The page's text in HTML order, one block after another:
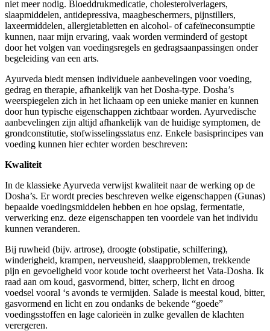
niet meer nodig. Bloeddrukmedicatie, cholesterolverlagers,
slaapmiddelen, antidepressiva, maagbeschermers, pijnstillers,
laxeermiddelen, allergietabletten en alcohol- of cafeïneconsumptie
kunnen, naar mijn ervaring, vaak worden verminderd of gestopt
door het volgen van voedingsregels en gedragsaanpassingen onder
begeleiding van een arts.
Ayurveda biedt mensen individuele aanbevelingen voor voeding,
gedrag en therapie, afhankelijk van het Dosha-type. Dosha’s
weerspiegelen zich in het lichaam op een unieke manier en kunnen
door hun typische eigenschappen zichtbaar worden. Ayurvedische
aanbevelingen zijn altijd afhankelijk van de huidige symptomen, de
grondconstitutie, stofwisselingsstatus enz. Enkele basisprincipes van
voeding kunnen hier echter worden beschreven:
Kwaliteit
In de klassieke Ayurveda verwijst kwaliteit naar de werking op de
Dosha’s. Er wordt precies beschreven welke eigenschappen (Gunas)
bepaalde voedingsmiddelen hebben en hoe opslag, fermentatie,
verwerking enz. deze eigenschappen ten voordele van het individu
kunnen veranderen.
Bij ruwheid (bijv. artrose), droogte (obstipatie, schilfering),
winderigheid, krampen, nerveusheid, slaapproblemen, trekkende
pijn en gevoeligheid voor koude tocht overheerst het Vata-Dosha. Ik
raad aan om koud, gasvormend, bitter, scherp, licht en droog
voedsel vooral ‘s avonds te vermijden. Salade is meestal koud, bitter,
gasvormend en licht en zou ondanks de bekende “goede”
voedingsstoffen en lage calorieën in zulke gevallen de klachten
verergeren.